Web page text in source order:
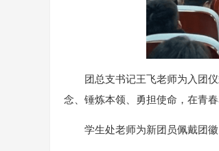
团总支书记王飞老师为入团
念、锤炼本领、勇担使命，在青
学生处老师为新团员佩戴团